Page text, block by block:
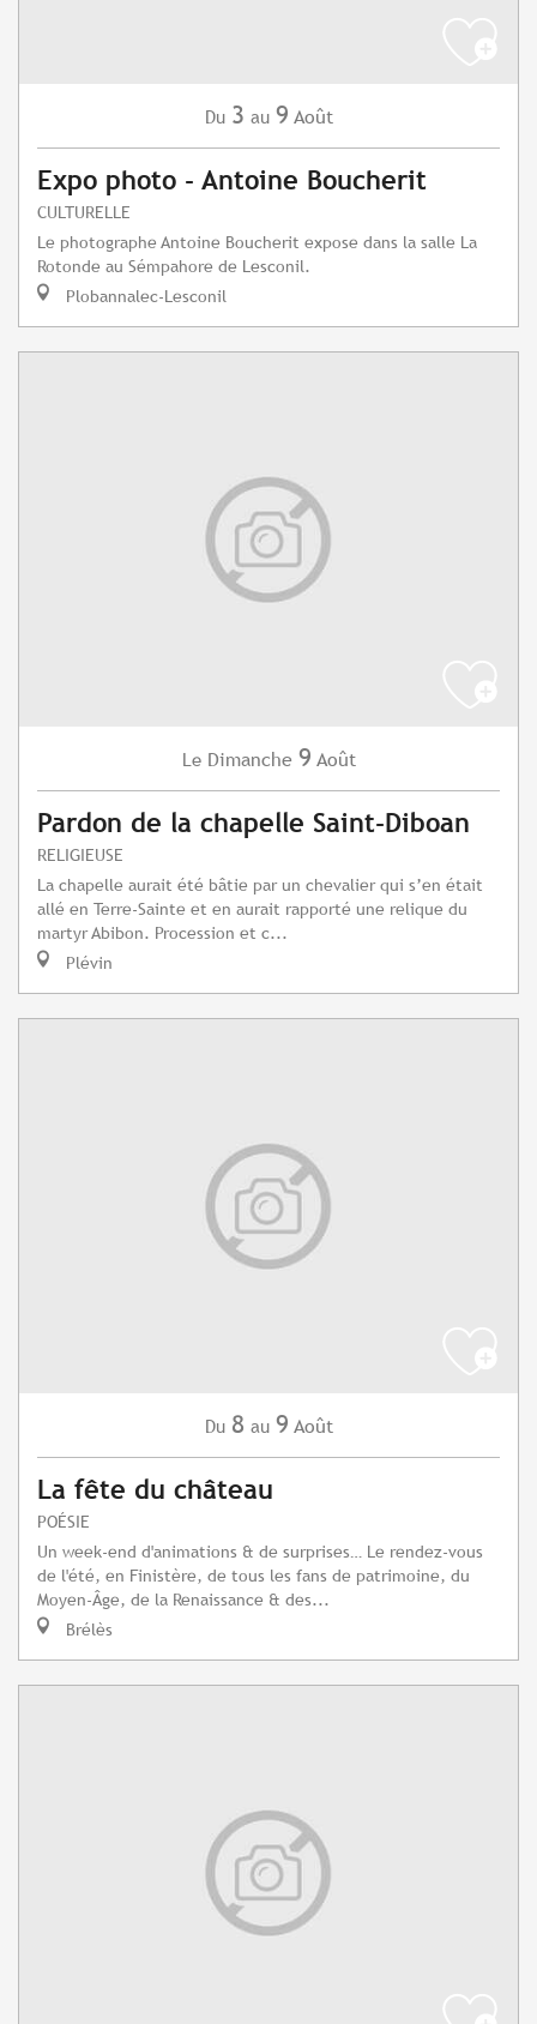
Du 3 au 9 Août
Expo photo - Antoine Boucherit
CULTURELLE
Le photographe Antoine Boucherit expose dans la salle La
Rotonde au Sémpahore de Lesconil.
Plobannalec-Lesconil
Le Dimanche 9 Août
Pardon de la chapelle Saint-Diboan
RELIGIEUSE
La chapelle aurait été bâtie par un chevalier qui s’en était
allé en Terre-Sainte et en aurait rapporté une relique du
martyr Abibon. Procession et c...
Plévin
Du 8 au 9 Août
La fête du château
POÉSIE
Un week-end d'animations & de surprises… Le rendez-vous
de l'été, en Finistère, de tous les fans de patrimoine, du
Moyen-Âge, de la Renaissance & des...
Brélès